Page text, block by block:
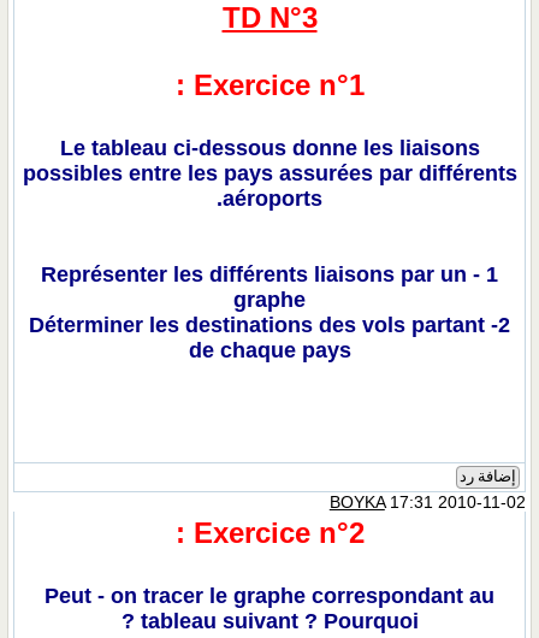
TD N°3
Exercice n°1 :
Le tableau ci-dessous donne les liaisons
possibles entre les pays assurées par différents
aéroports.
1 - Représenter les différents liaisons par un
graphe
2- Déterminer les destinations des vols partant
de chaque pays
إضافة رد
BOYKA17:31 2010-11-02
Exercice n°2 :
Peut - on tracer le graphe correspondant au
tableau suivant ? Pourquoi ?